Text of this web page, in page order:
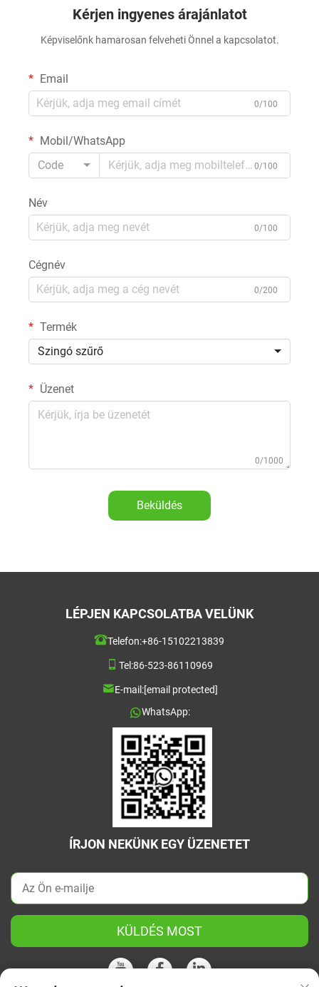
Kérjen ingyenes árajánlatot
Képviselőnk hamarosan felveheti Önnel a kapcsolatot.
Email
0/100
Mobil/WhatsApp
Code
0/100
Név
0/100
Cégnév
0/200
Termék
Szingó szűrő
Üzenet
0/1000
Beküldés
LÉPJEN KAPCSOLATBA VELÜNK
Telefon:+86-15102213839
Tel:86-523-86110969
E-mail:[email protected]
WhatsApp:
ÍRJON NEKÜNK EGY ÜZENETET
KÜLDÉS MOST